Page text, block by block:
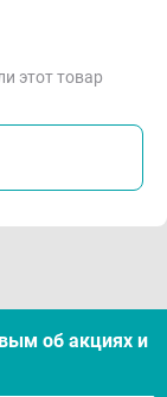
этот товар
об акцияx и